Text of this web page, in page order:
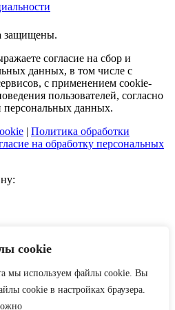
cookie
мы используем файлы cookie. Вы
cookie в настройках браузера.
защищены.
согласие на сбор и
данных, в том числе с
с применением cookie-
пользователей, согласно
персональных данных.
| Политика обработки
на обработку персональных